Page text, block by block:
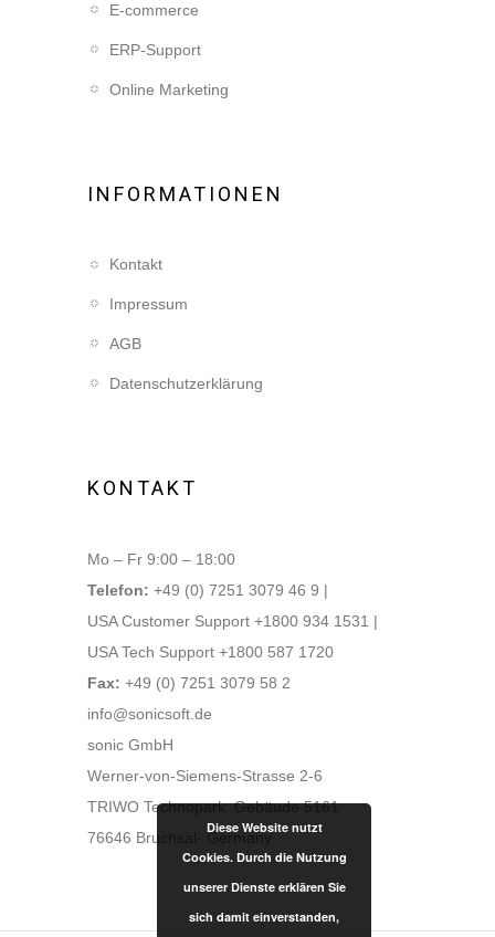
E-commerce
ERP-Support
Online Marketing
INFORMATIONEN
Kontakt
Impressum
AGB
Datenschutzerklärung
KONTAKT
Mo – Fr 9:00 – 18:00
Telefon: +49 (0) 7251 3079 46 9 |
USA Customer Support +1800 934 1531 |
USA Tech Support +1800 587 1720
Fax: +49 (0) 7251 3079 58 2
info@sonicsoft.de
sonic GmbH
Werner-von-Siemens-Strasse 2-6
TRIWO Technopark: Gebäude 5161
76646 Bruchsal- Germany
Diese Website nutzt
Cookies. Durch die Nutzung
unserer Dienste erklären Sie
sich damit einverstanden,